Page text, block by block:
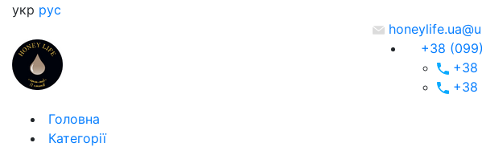
укр рус
+38
+38
+38
Головна
Категорії